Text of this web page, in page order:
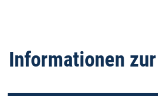
Informationen